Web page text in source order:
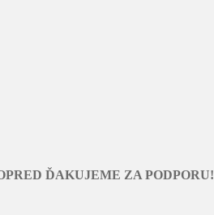
ĎAKUJEME ZA PODPORU!